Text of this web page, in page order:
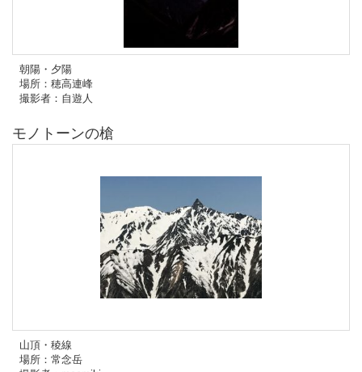
朝陽・夕陽
場所：穂高連峰
撮影者：自遊人
モノトーンの槍
山頂・稜線
場所：常念岳